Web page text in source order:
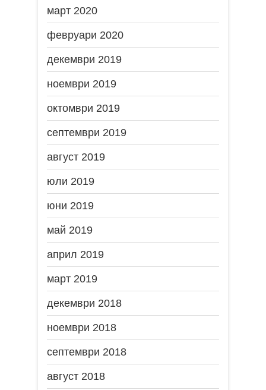
март 2020
февруари 2020
декември 2019
ноември 2019
октомври 2019
септември 2019
август 2019
юли 2019
юни 2019
май 2019
април 2019
март 2019
декември 2018
ноември 2018
септември 2018
август 2018